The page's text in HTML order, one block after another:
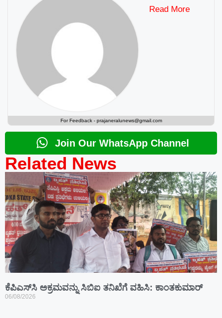
Read More
For Feedback - prajaneralunews@gmail.com
Join Our WhatsApp Channel
Related News
ಕೆಪಿಎಸ್‍ಸಿ ಅಕ್ರಮವನ್ನು ಸಿಬಿಐ ತನಿಖೆಗೆ ವಹಿಸಿ: ಕಾಂತಕುಮಾರ್
06/08/2026